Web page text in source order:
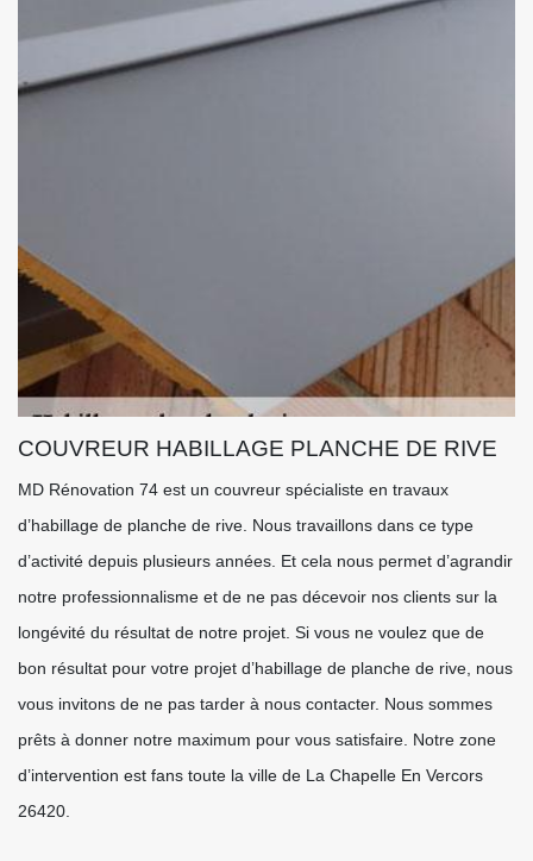
COUVREUR HABILLAGE PLANCHE DE RIVE
MD Rénovation 74 est un couvreur spécialiste en travaux
d’habillage de planche de rive. Nous travaillons dans ce type
d’activité depuis plusieurs années. Et cela nous permet d’agrandir
notre professionnalisme et de ne pas décevoir nos clients sur la
longévité du résultat de notre projet. Si vous ne voulez que de
bon résultat pour votre projet d’habillage de planche de rive, nous
vous invitons de ne pas tarder à nous contacter. Nous sommes
prêts à donner notre maximum pour vous satisfaire. Notre zone
d’intervention est fans toute la ville de La Chapelle En Vercors
26420.